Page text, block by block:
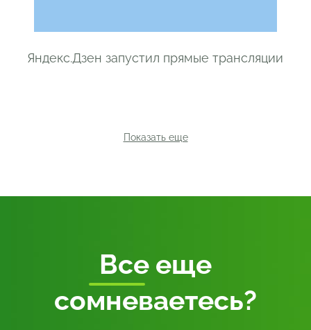
Яндекс.Дзен запустил прямые трансляции
Показать еще
Все еще
сомневаетесь?